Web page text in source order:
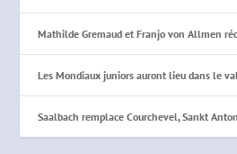
Mathilde Gremaud et Franjo von Allmen
Les Mondiaux juniors auront lieu dans le
Saalbach remplace Courchevel, Sankt